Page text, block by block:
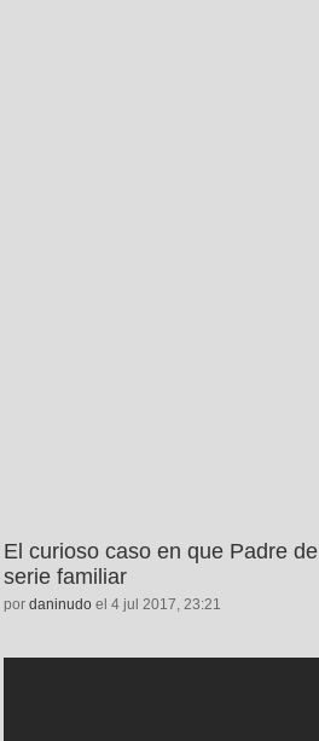
El curioso caso en que Padre
serie familiar
por daninudo el 4 jul 2017, 23:21